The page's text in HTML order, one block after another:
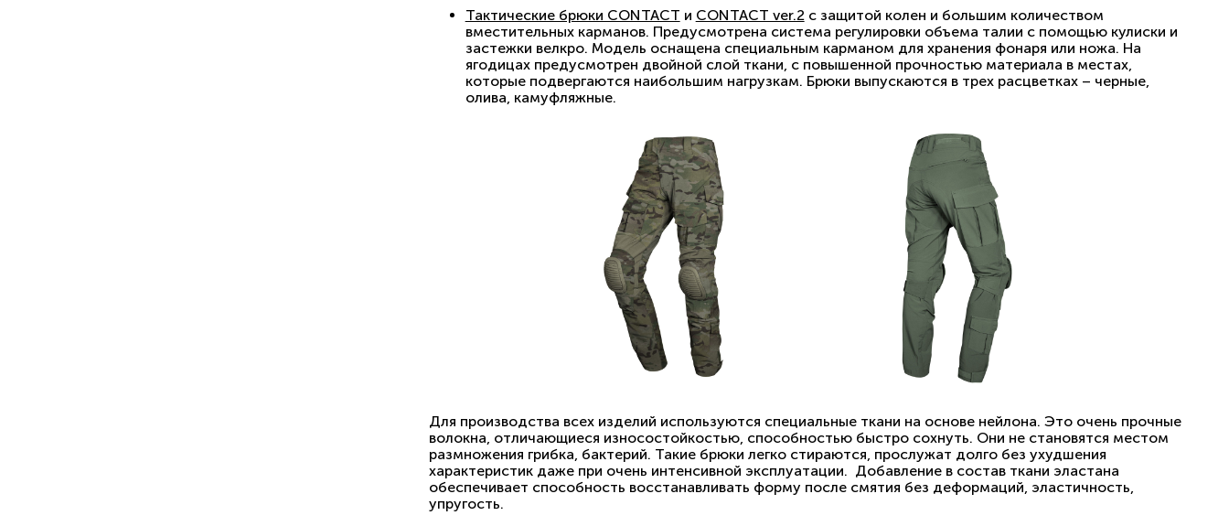
Тактические брюки CONTACT и CONTACT ver.2 с защитой колен и большим количеством
вместительных карманов. Предусмотрена система регулировки объема талии с помощью кулиски и
застежки велкро. Модель оснащена специальным карманом для хранения фонаря или ножа. На
ягодицах предусмотрен двойной слой ткани, с повышенной прочностью материала в местах,
которые подвергаются наибольшим нагрузкам. Брюки выпускаются в трех расцветках – черные,
олива, камуфляжные.
Для производства всех изделий используются специальные ткани на основе нейлона. Это очень прочные
волокна, отличающиеся износостойкостью, способностью быстро сохнуть. Они не становятся местом
размножения грибка, бактерий. Такие брюки легко стираются, прослужат долго без ухудшения
характеристик даже при очень интенсивной эксплуатации. Добавление в состав ткани эластана
обеспечивает способность восстанавливать форму после смятия без деформаций, эластичность,
упругость.